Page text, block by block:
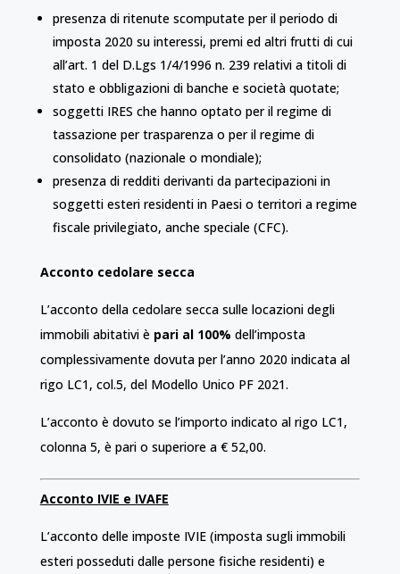
presenza di ritenute scomputate per il periodo di
imposta 2020 su interessi, premi ed altri frutti di cui
all’art. 1 del D.Lgs 1/4/1996 n. 239 relativi a titoli di
stato e obbligazioni di banche e società quotate;
soggetti IRES che hanno optato per il regime di
tassazione per trasparenza o per il regime di
consolidato (nazionale o mondiale);
presenza di redditi derivanti da partecipazioni in
soggetti esteri residenti in Paesi o territori a regime
fiscale privilegiato, anche speciale (CFC).
Acconto cedolare secca
L’acconto della cedolare secca sulle locazioni degli
immobili abitativi è pari al 100% dell’imposta
complessivamente dovuta per l’anno 2020 indicata al
rigo LC1, col.5, del Modello Unico PF 2021.
L’acconto è dovuto se l’importo indicato al rigo LC1,
colonna 5, è pari o superiore a € 52,00.
Acconto IVIE e IVAFE
L’acconto delle imposte IVIE (imposta sugli immobili
esteri posseduti dalle persone fisiche residenti) e